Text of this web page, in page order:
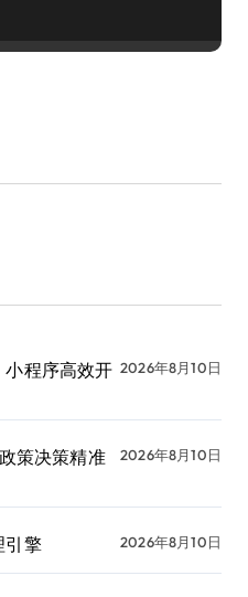
程序高效开 2026年8月10日
策决策精准
2026年8月10日
引擎 2026年8月10日